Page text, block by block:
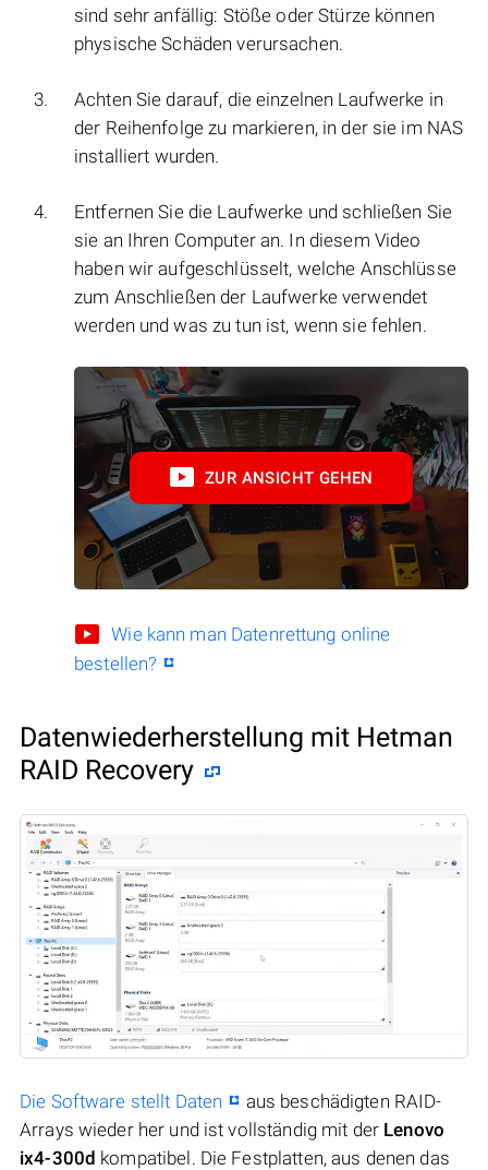
sind sehr anfällig: Stöße oder Stürze können
physische Schäden verursachen.
Achten Sie darauf, die einzelnen Laufwerke in
der Reihenfolge zu markieren, in der sie im NAS
installiert wurden.
Entfernen Sie die Laufwerke und schließen Sie
sie an Ihren Computer an. In diesem Video
haben wir aufgeschlüsselt, welche Anschlüsse
zum Anschließen der Laufwerke verwendet
werden und was zu tun ist, wenn sie fehlen.
ZUR ANSICHT GEHEN
Wie kann man Datenrettung online
bestellen?
Datenwiederherstellung mit Hetman
RAID Recovery
Die Software stellt Daten
aus beschädigten RAID-
Arrays wieder her und ist vollständig mit der Lenovo
ix4-300d kompatibel. Die Festplatten, aus denen das